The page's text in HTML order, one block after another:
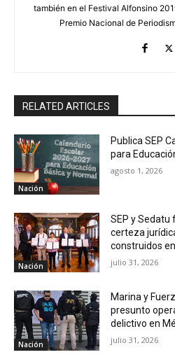
también en el Festival Alfonsino
Premio Nacional de
RELATED ARTICLES
Nación
Publica SEP
para
agosto 1, 2026
Nación
SEP y Sedatu
certeza
construidos
julio 31, 2026
Nación
Marina y
presunto
delictivo en
julio 31, 2026